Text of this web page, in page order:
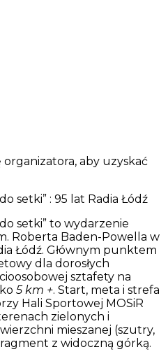
aby uzyskać
setki” : 95 lat Radia Łódź
setki” to wydarzenie
Roberta Baden-Powella w
Łódź. Głównym punktem
dla dorosłych
sztafety na
5 km +. Start, meta i strefa
Hali Sportowej MOSiR
zielonych i
mieszanej (szutry,
z widoczną górką.